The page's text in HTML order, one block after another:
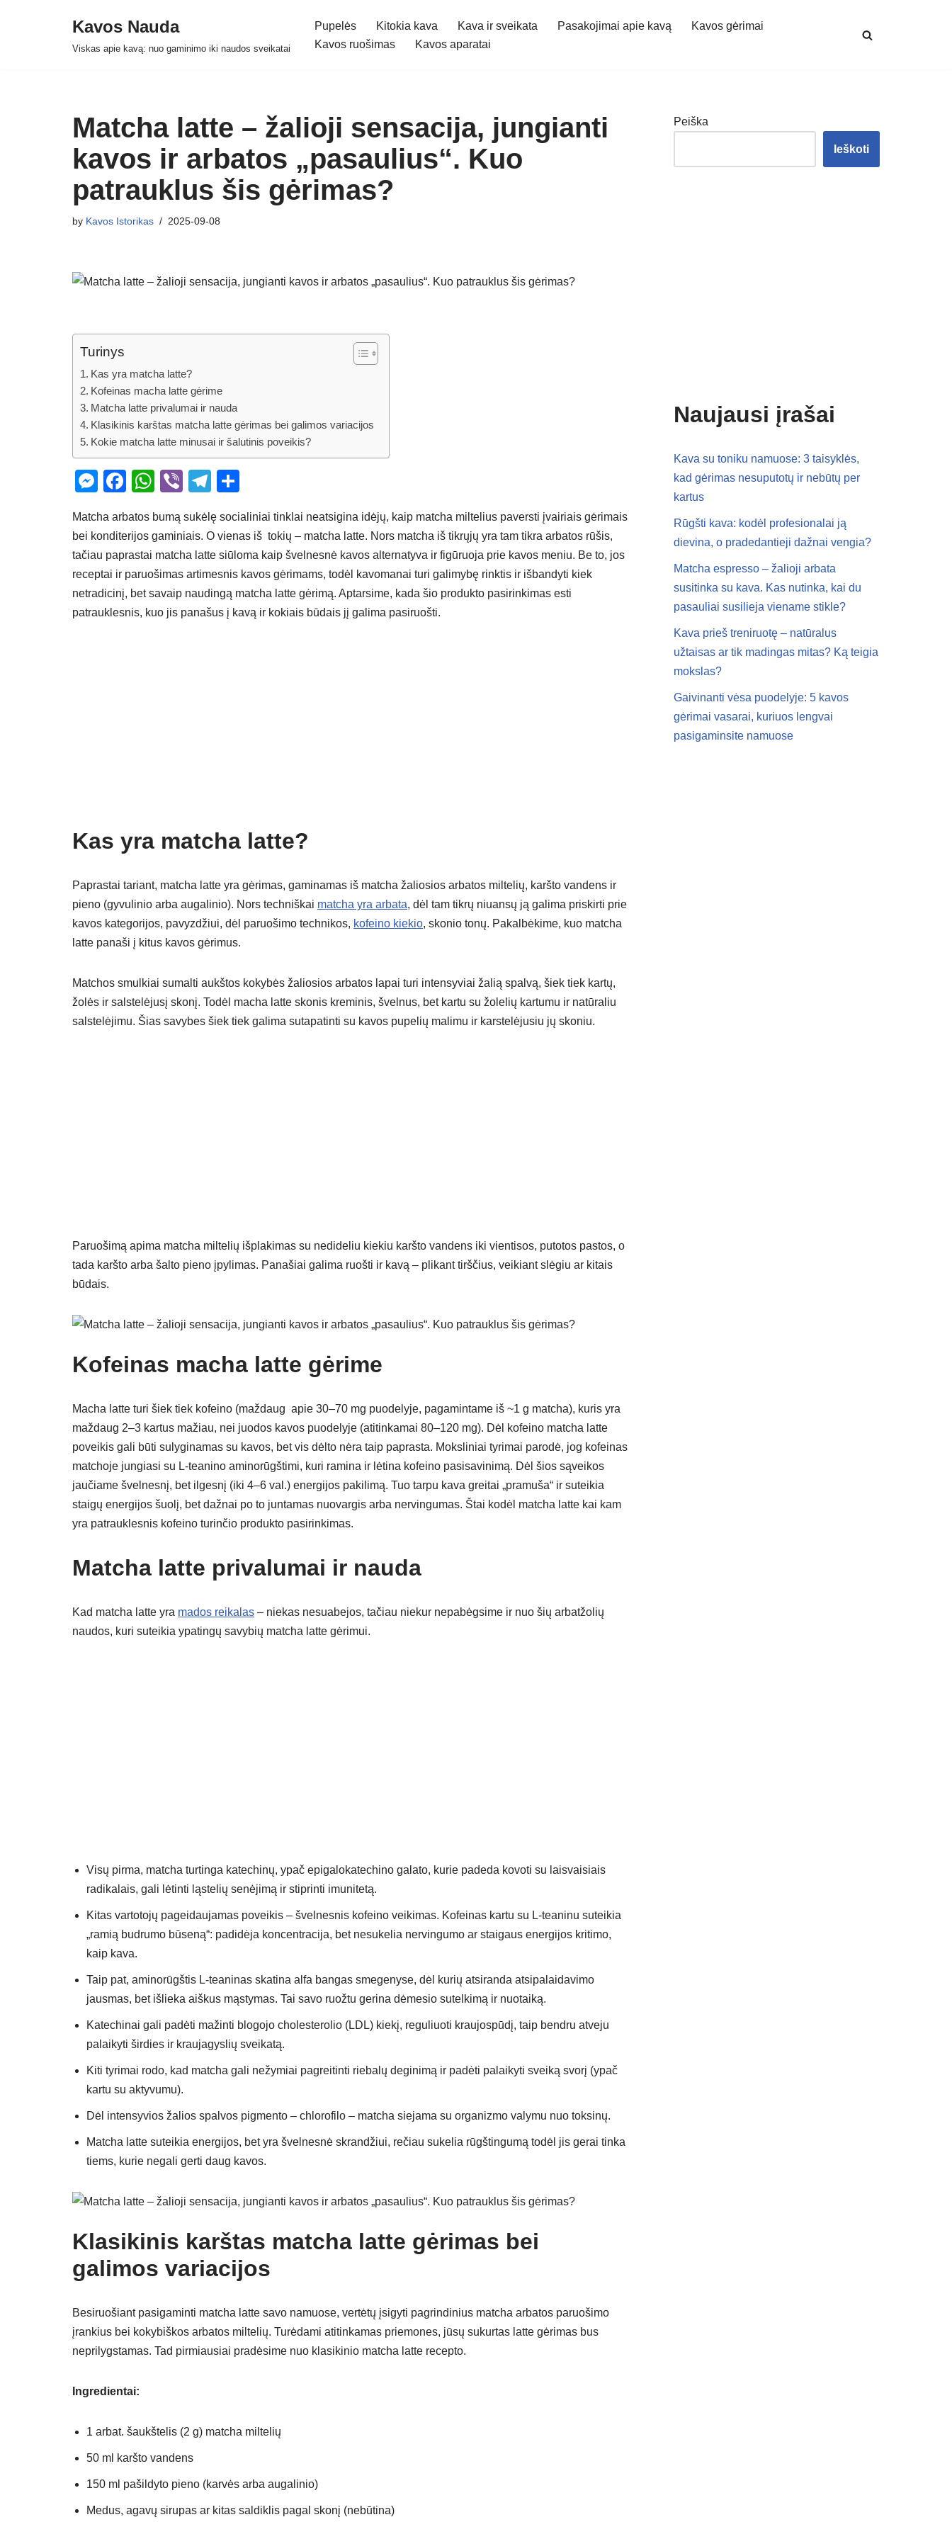
Kavos Nauda
Viskas apie kavą: nuo gaminimo iki naudos sveikatai
Pupelės Kitokia kava Kava ir sveikata Pasakojimai apie kavą
Kavos gėrimai
Kavos ruošimas
Kavos aparatai
Matcha latte – žalioji sensacija, jungianti
kavos ir arbatos „pasaulius“. Kuo
patrauklus šis gėrimas?
by Kavos Istorikas 2025-09-08
Turinys
Kas yra matcha latte?
Kofeinas macha latte gėrime
Matcha latte privalumai ir nauda
Klasikinis karštas matcha latte gėrimas bei galimos variacijos
Kokie matcha latte minusai ir šalutinis poveikis?
M
ss
e
n
g
er
F
c
e
b
o
o
W
at
s
A
p
p
Vi
er
T
e
gr
a
m
ar
e
Matcha arbatos bumą sukėlę socialiniai tinklai neatsigina idėjų, kaip matcha miltelius paversti įvairiais gėrimais
bei konditerijos gaminiais. O vienas iš tokių – matcha latte. Nors matcha iš tikrųjų yra tam tikra arbatos rūšis,
tačiau paprastai matcha latte siūloma kaip švelnesnė kavos alternatyva ir figūruoja prie kavos meniu. Be to, jos
receptai ir paruošimas artimesnis kavos gėrimams, todėl kavomanai turi galimybę rinktis ir išbandyti kiek
netradicinį, bet savaip naudingą matcha latte gėrimą. Aptarsime, kada šio produkto pasirinkimas esti
patrauklesnis, kuo jis panašus į kavą ir kokiais būdais jį galima pasiruošti.
Kas yra matcha latte?
Paprastai tariant, matcha latte yra gėrimas, gaminamas iš matcha žaliosios arbatos miltelių, karšto vandens ir
pieno (gyvulinio arba augalinio). Nors techniškai matcha yra arbata, dėl tam tikrų niuansų ją galima priskirti prie
kavos kategorijos, pavyzdžiui, dėl paruošimo technikos, kofeino kiekio, skonio tonų. Pakalbėkime, kuo matcha
latte panaši į kitus kavos gėrimus.
Matchos smulkiai sumalti aukštos kokybės žaliosios arbatos lapai turi intensyviai žalią spalvą, šiek tiek kartų,
žolės ir salstelėjusį skonį. Todėl macha latte skonis kreminis, švelnus, bet kartu su žolelių kartumu ir natūraliu
salstelėjimu. Šias savybes šiek tiek galima sutapatinti su kavos pupelių malimu ir karstelėjusiu jų skoniu.
Paruošimą apima matcha miltelių išplakimas su nedideliu kiekiu karšto vandens iki vientisos, putotos pastos, o
tada karšto arba šalto pieno įpylimas. Panašiai galima ruošti ir kavą – plikant tirščius, veikiant slėgiu ar kitais
būdais.
Kofeinas macha latte gėrime
Macha latte turi šiek tiek kofeino (maždaug apie 30–70 mg puodelyje, pagamintame iš ~1 g matcha), kuris yra
maždaug 2–3 kartus mažiau, nei juodos kavos puodelyje (atitinkamai 80–120 mg). Dėl kofeino matcha latte
poveikis gali būti sulyginamas su kavos, bet vis dėlto nėra taip paprasta. Moksliniai tyrimai parodė, jog kofeinas
matchoje jungiasi su L-teanino aminorūgštimi, kuri ramina ir lėtina kofeino pasisavinimą. Dėl šios sąveikos
jaučiame švelnesnį, bet ilgesnį (iki 4–6 val.) energijos pakilimą. Tuo tarpu kava greitai „pramuša“ ir suteikia
staigų energijos šuolį, bet dažnai po to juntamas nuovargis arba nervingumas. Štai kodėl matcha latte kai kam
yra patrauklesnis kofeino turinčio produkto pasirinkimas.
Matcha latte privalumai ir nauda
Kad matcha latte yra mados reikalas – niekas nesuabejos, tačiau niekur nepabėgsime ir nuo šių arbatžolių
naudos, kuri suteikia ypatingų savybių matcha latte gėrimui.
Visų pirma, matcha turtinga katechinų, ypač epigalokatechino galato, kurie padeda kovoti su laisvaisiais
radikalais, gali lėtinti ląstelių senėjimą ir stiprinti imunitetą.
Kitas vartotojų pageidaujamas poveikis – švelnesnis kofeino veikimas. Kofeinas kartu su L-teaninu suteikia
„ramią budrumo būseną“: padidėja koncentracija, bet nesukelia nervingumo ar staigaus energijos kritimo,
kaip kava.
Taip pat, aminorūgštis L-teaninas skatina alfa bangas smegenyse, dėl kurių atsiranda atsipalaidavimo
jausmas, bet išlieka aiškus mąstymas. Tai savo ruožtu gerina dėmesio sutelkimą ir nuotaiką.
Katechinai gali padėti mažinti blogojo cholesterolio (LDL) kiekį, reguliuoti kraujospūdį, taip bendru atveju
palaikyti širdies ir kraujagyslių sveikatą.
Kiti tyrimai rodo, kad matcha gali nežymiai pagreitinti riebalų deginimą ir padėti palaikyti sveiką svorį (ypač
kartu su aktyvumu).
Dėl intensyvios žalios spalvos pigmento – chlorofilo – matcha siejama su organizmo valymu nuo toksinų.
Matcha latte suteikia energijos, bet yra švelnesnė skrandžiui, rečiau sukelia rūgštingumą todėl jis gerai tinka
tiems, kurie negali gerti daug kavos.
Klasikinis karštas matcha latte gėrimas bei
galimos variacijos
Besiruošiant pasigaminti matcha latte savo namuose, vertėtų įsigyti pagrindinius matcha arbatos paruošimo
įrankius bei kokybiškos arbatos miltelių. Turėdami atitinkamas priemones, jūsų sukurtas latte gėrimas bus
neprilygstamas. Tad pirmiausiai pradėsime nuo klasikinio matcha latte recepto.
Ingredientai:
1 arbat. šaukštelis (2 g) matcha miltelių
50 ml karšto vandens
150 ml pašildyto pieno (karvės arba augalinio)
Medus, agavų sirupas ar kitas saldiklis pagal skonį (nebūtina)
Peiška
Ieškoti
Naujausi įrašai
Kava su toniku namuose: 3 taisyklės,
kad gėrimas nesuputotų ir nebūtų per
kartus
Rūgšti kava: kodėl profesionalai ją
dievina, o pradedantieji dažnai vengia?
Matcha espresso – žalioji arbata
susitinka su kava. Kas nutinka, kai du
pasauliai susilieja viename stikle?
Kava prieš treniruotę – natūralus
užtaisas ar tik madingas mitas? Ką teigia
mokslas?
Gaivinanti vėsa puodelyje: 5 kavos
gėrimai vasarai, kuriuos lengvai
pasigaminsite namuose